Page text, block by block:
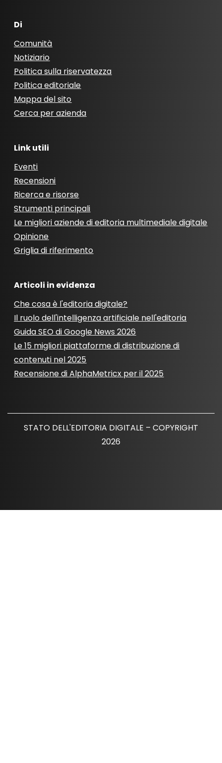
Di
Comunità
Notiziario
Politica sulla riservatezza
Politica editoriale
Mappa del sito
Cerca per azienda
Link utili
Eventi
Recensioni
Ricerca e risorse
Strumenti principali
Le migliori aziende di editoria multimediale digitale
Opinione
Griglia di riferimento
Articoli in evidenza
Che cosa è l'editoria digitale?
Il ruolo dell'intelligenza artificiale nell'editoria
Guida SEO di Google News 2026
Le 15 migliori piattaforme di distribuzione di
contenuti nel 2025
Recensione di AlphaMetricx per il 2025
STATO DELL'EDITORIA DIGITALE – COPYRIGHT
2026